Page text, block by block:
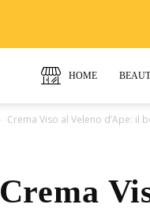
HOME
Crema Viso al Veleno d’Ape: il
Crema